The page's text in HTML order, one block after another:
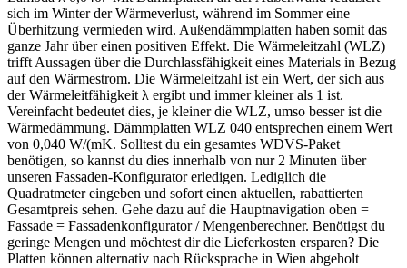
sich im Winter der Wärmeverlust, während im Sommer eine
Überhitzung vermieden wird. Außendämmplatten haben somit das
ganze Jahr über einen positiven Effekt. Die Wärmeleitzahl (WLZ)
trifft Aussagen über die Durchlassfähigkeit eines Materials in Bezug
auf den Wärmestrom. Die Wärmeleitzahl ist ein Wert, der sich aus
der Wärmeleitfähigkeit λ ergibt und immer kleiner als 1 ist.
Vereinfacht bedeutet dies, je kleiner die WLZ, umso besser ist die
Wärmedämmung. Dämmplatten WLZ 040 entsprechen einem Wert
von 0,040 W/(mK. Solltest du ein gesamtes WDVS-Paket
benötigen, so kannst du dies innerhalb von nur 2 Minuten über
unseren Fassaden-Konfigurator erledigen. Lediglich die
Quadratmeter eingeben und sofort einen aktuellen, rabattierten
Gesamtpreis sehen. Gehe dazu auf die Hauptnavigation oben =
Fassade = Fassadenkonfigurator / Mengenberechner. Benötigst du
geringe Mengen und möchtest dir die Lieferkosten ersparen? Die
Platten können alternativ nach Rücksprache in Wien abgeholt